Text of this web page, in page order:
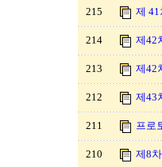
215 제
214 제42
213 제42
212 제43
211 프로
210 제8